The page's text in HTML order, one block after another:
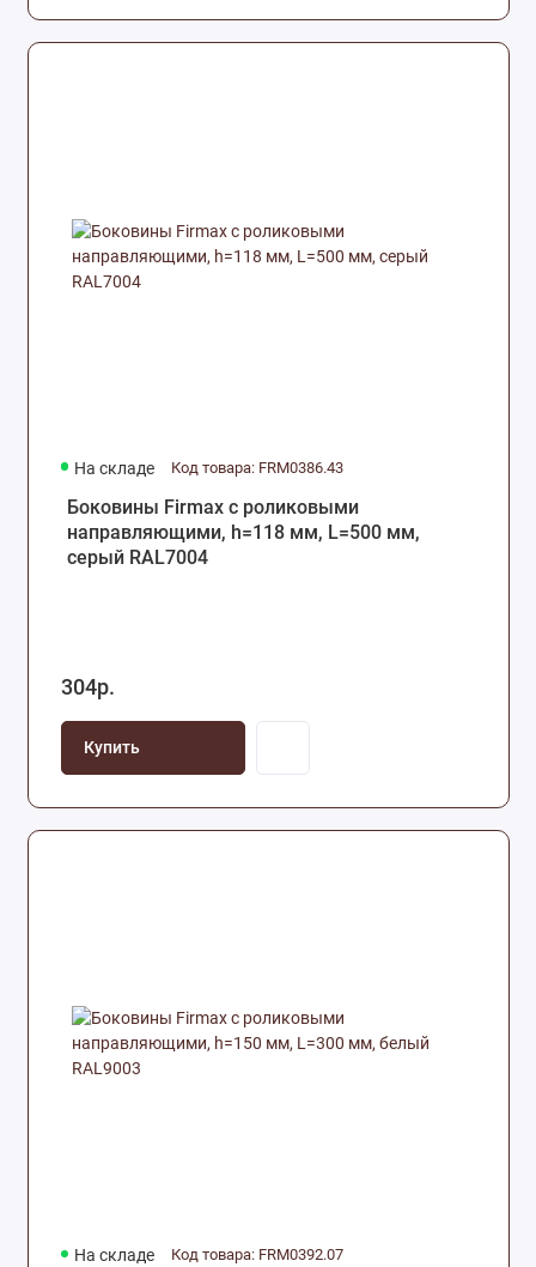
На складе Код товара: FRM0386.43
Боковины Firmax с роликовыми
направляющими, h=118 мм, L=500 мм,
серый RAL7004
304р.
Купить
На складе Код товара: FRM0392.07